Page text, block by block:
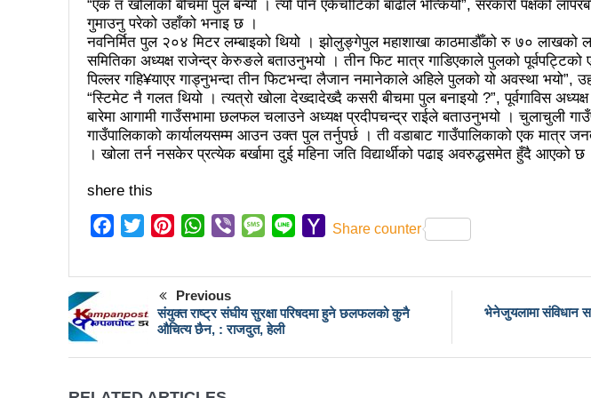
काठमाडौँमा माओवादीको नेतृत्वमा विशाल जनप्रदर्शन
राजावादी
लव प्याकुरेलद्वारा निर्देशित वृत्तचित्र ‘गर्ल्स रिराइटिङ डेस्टीनी’ लाई
भरतपुरका १ सय २९ सुकुम्बासी घरधुरीलाई लालपूर्जा वितरण
‘महिला अधिकारका निम्ति सदनबाट कानून बनाउन ढिला भयो’
त्रिदेशीय विद्युत ब्यापार सम्झौता नेपालका लागि कोशेढुंगाः प्रचण्ड
इन्द्रेश्वर युवा समाजद्वारा बेलकोटगढीका ५ विद्यालयमा छात्रवृत्ति वितरण
टोखामा कर्जा सदुपयोगिता सम्बन्धी अन्तरक्रिया
एकाबिहानै
भोलि चितवनमा माओवादीको विशाल सभा: प्रचण्डले सम्बोधन गर्ने
“एक त खोलाको बीचमा पुल बन्यो । त्यो पनि एकैचोटिको बाढीले भत्कियो”, सरकारी पक्षको
गुमाउनु परेको उहाँको भनाइ छ ।
नवनिर्मित पुल २०४ मिटर लम्बाइको थियो । झोलुङ्गेपुल महाशाखा काठमाडौँको रु ७० लाखको
समितिका अध्यक्ष राजेन्द्र केरुङले बताउनुभयो । तीन फिट मात्र गाडिएकाले पुलको पूर्वपट्टिको
पिल्लर गहि¥याएर गाड्नुभन्दा तीन फिटभन्दा लैजान नमानेकाले अहिले पुलको यो अवस्था भयो”,
“स्टिमेट नै गलत थियो । त्यत्रो खोला देख्दादेख्दै कसरी बीचमा पुल बनाइयो ?”, पूर्वगाविस
बारेमा आगामी गाउँसभामा छलफल चलाउने अध्यक्ष प्रदीपचन्द्र राईले बताउनुभयो । चुलाचुली
गाउँपालिकाको कार्यालयसम्म आउन उक्त पुल तर्नुपर्छ । ती वडाबाट गाउँपालिकाको एक मात्र
। खोला तर्न नसकेर प्रत्येक बर्खामा दुई महिना जति विद्यार्थीको पढाइ अवरुद्धसमेत हुँदै आएको छ
shere this
Facebook
TwitterPinterestWhatsApp
Viber Message
Line
Yahoo
Share counter
Previous
संयुक्त राष्ट्र संघीय सुरक्षा परिषदमा हुने छलफलको कुनै
औचित्य छैन, : राजदुत, हेली
भेनेजुयलामा संविधान